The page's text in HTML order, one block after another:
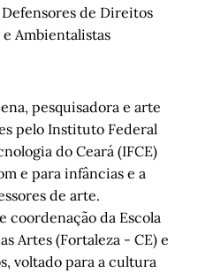
de Direitos
Ambientalistas
pesquisadora e arte
pelo Instituto Federal
do Ceará (IFCE)
e para infâncias e a
de arte.
coordenação da Escola
Artes (Fortaleza - CE) e
voltado para a cultura